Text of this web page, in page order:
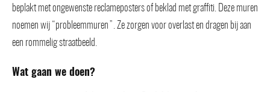
beplakt met ongewenste reclameposters of beklad met graffiti. Deze muren
noemen wij “probleemmuren”. Ze zorgen voor overlast en dragen bij aan
een rommelig straatbeeld.
Wat gaan we doen?